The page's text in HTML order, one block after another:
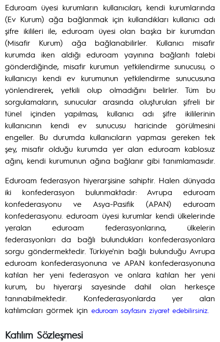
Eduroam üyesi kurumların kullanıcıları, kendi kurumlarında
(Ev Kurum) ağa bağlanmak için kullandıkları kullanıcı adı
şifre ikilileri ile, eduroam üyesi olan başka bir kurumdan
(Misafir Kurum) ağa bağlanabilirler. Kullanıcı misafir
kurumda iken aldığı eduroam yayınına bağlantı talebi
gönderdiğinde, misafir kurumun yetkilendirme sunucusu, o
kullanıcıyı kendi ev kurumunun yetkilendirme sunucusuna
yönlendirerek, yetkili olup olmadığını belirler. Tüm bu
sorgulamaların, sunucular arasında oluşturulan şifreli bir
tünel içinden yapılması, kullanıcı adı şifre ikililerinin
kullanıcının kendi ev sunucusu haricinde görülmesini
engeller. Bu durumda kullanıcıların yapması gereken tek
şey, misafir olduğu kurumda yer alan eduroam kablosuz
ağını, kendi kurumunun ağına bağlanır gibi tanımlamasıdır.
Eduroam federasyon hiyerarşisine sahiptir. Halen dünyada
iki konfederasyon bulunmaktadır: Avrupa eduroam
konfederasyonu ve Asya-Pasifik (APAN) eduroam
konfederasyonu. eduroam üyesi kurumlar kendi ülkelerinde
yeralan eduroam federasyonlarına, ülkelerin
federasyonları da bağlı bulundukları konfederasyonlara
sorgu göndermektedir. Türkiye'nin bağlı bulunduğu Avrupa
eduroam konfederasyonuna ve APAN konfederasyonuna
katılan her yeni federasyon ve onlara katılan her yeni
kurum, bu hiyerarşi sayesinde dahil olan herkesçe
tanınabilmektedir. Konfederasyonlarda yer alan
katılımcıları görmek için eduroam sayfasını ziyaret edebilirsiniz.
Katılım Sözleşmesi